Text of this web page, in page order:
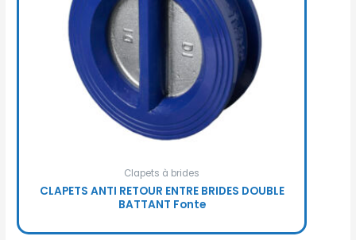
Clapets à brides
CLAPETS ANTI RETOUR ENTRE BRIDES DOUBLE
BATTANT Fonte